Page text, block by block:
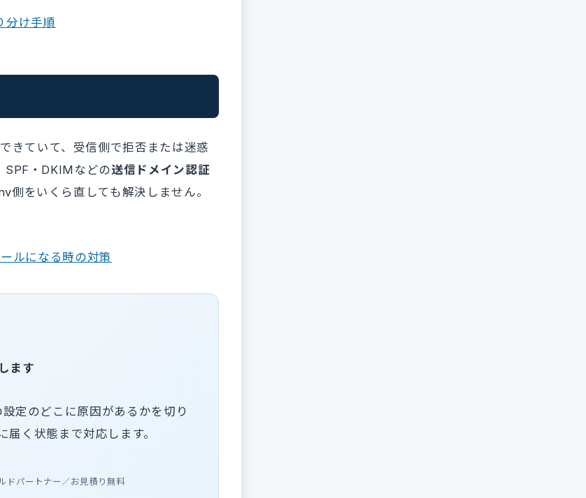
分け手順
きていて、受信側で拒否または迷惑
SPF・DKIMなどの送信ドメイン認証
側をいくら直しても解決しません。
ルになる時の対策
ます
定のどこに原因があるかを切り
く状態まで対応します。
ドパートナー／お見積り無料